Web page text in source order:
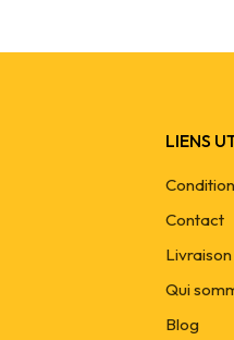
LIENS
Contact
Livraison
Qui
Blog